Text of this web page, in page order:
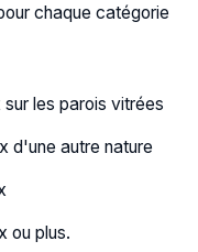
chaque catégorie
les parois vitrées
d'une autre nature
ou plus.